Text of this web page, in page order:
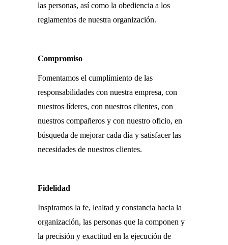
las personas, así como la obediencia a los
reglamentos de nuestra organización.
Compromiso
Fomentamos el cumplimiento de las
responsabilidades con nuestra empresa, con
nuestros líderes, con nuestros clientes, con
nuestros compañeros y con nuestro oficio, en
búsqueda de mejorar cada día y satisfacer las
necesidades de nuestros clientes.
Fidelidad
Inspiramos la fe, lealtad y constancia hacia la
organización, las personas que la componen y
la precisión y exactitud en la ejecución de